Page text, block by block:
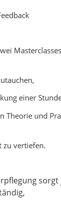
einer
Theorie und
zu vertiefen.